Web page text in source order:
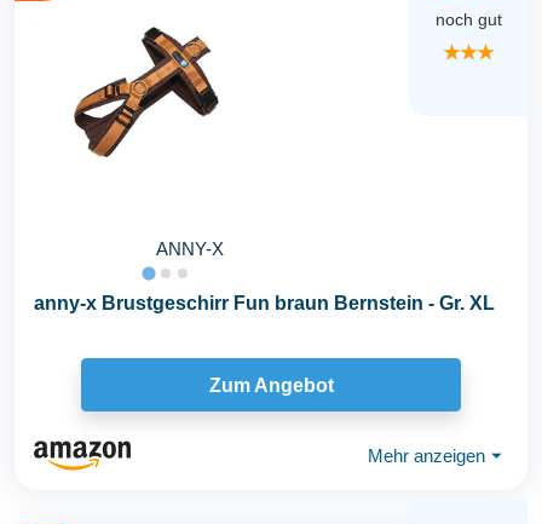
ANNY-X
noch gut
★★★
anny-x Brustgeschirr Fun braun Bernstein - Gr. XL
Zum Angebot
Mehr anzeigen ⏷